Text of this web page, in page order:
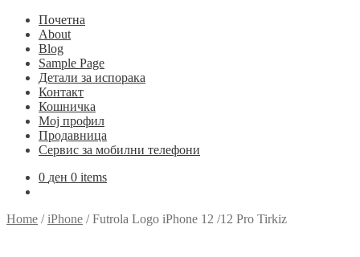
Почетна
About
Blog
Sample Page
Детали за испорака
Контакт
Кошничка
Мој профил
Продавница
Сервис за мобилни телефони
0 ден 0 items
Home /iPhone /Futrola Logo iPhone 12 /12 Pro Tirkiz